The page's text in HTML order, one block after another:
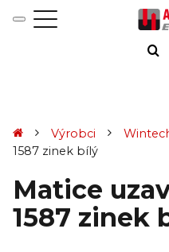
Výrobci
1587 zinek bílý
Matice
1587 zinek